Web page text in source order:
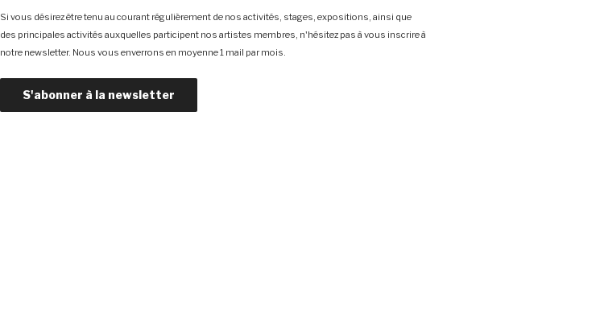
Si vous désirez être tenu au courant régulièrement de nos activités, stages, expositions, ainsi que
des principales activités auxquelles participent nos artistes membres, n'hésitez pas à vous inscrire à
notre newsletter. Nous vous enverrons en moyenne 1 mail par mois.